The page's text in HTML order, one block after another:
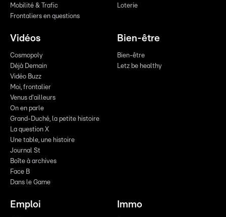
Mobilité & Trafic
Frontaliers en questions
Loterie
Vidéos
Cosmopoly
Déjà Demain
Vidéo Buzz
Moi, frontalier
Venus d'ailleurs
On en parle
Grand-Duché, la petite histoire
La question X
Une table, une histoire
Journal St
Boîte à archives
Face B
Dans le Game
Bien-être
Bien-être
Letz be healthy
Emploi Immo